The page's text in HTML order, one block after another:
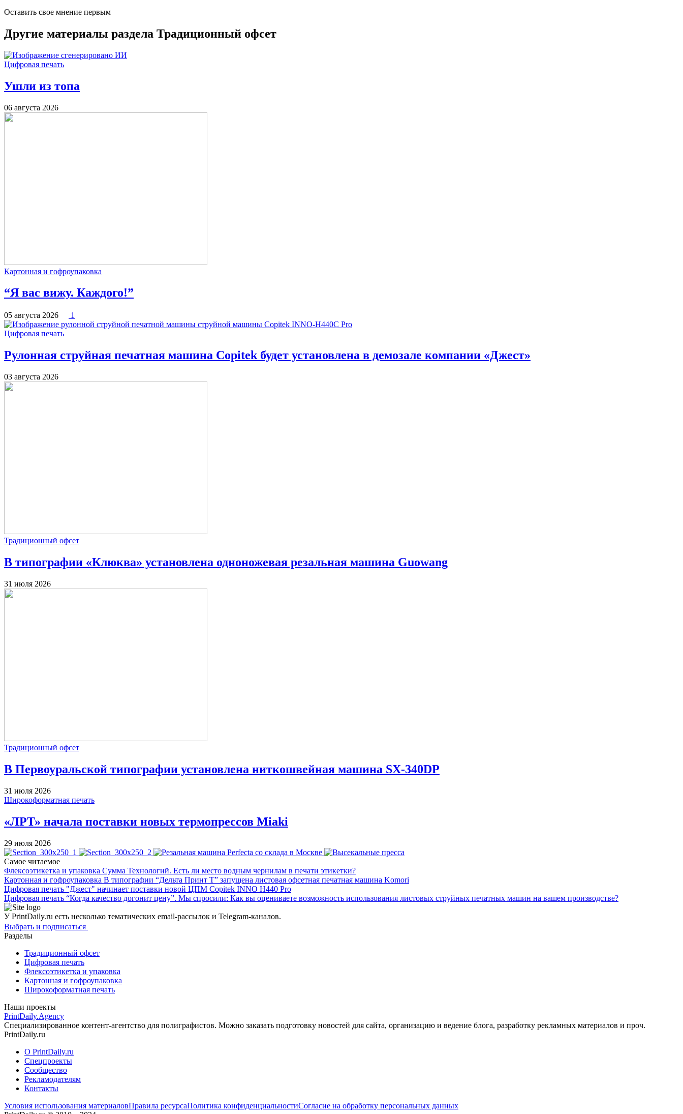
Оставить свое мнение первым
Другие материалы раздела Традиционный офсет
Цифровая печать
Ушли из топа
06 августа 2026
Картонная и гофроупаковка
“Я вас вижу. Каждого!”
05 августа 2026 1
Цифровая печать
Рулонная струйная печатная машина Copitek будет установлена в демозале компании «Джест»
03 августа 2026
Традиционный офсет
В типографии «Клюква» установлена одноножевая резальная машина Guowang
31 июля 2026
Традиционный офсет
В Первоуральской типографии установлена ниткошвейная машина SX-340DP
31 июля 2026
Широкоформатная печать
«ЛРТ» начала поставки новых термопрессов Miaki
29 июля 2026
Самое читаемое
Флексоэтикетка и упаковка Сумма Технологий. Есть ли место водным чернилам в печати этикетки?
Картонная и гофроупаковка В типографии “Дельта Принт Т” запущена листовая офсетная печатная машина Komori
Цифровая печать "Джест" начинает поставки новой ЦПМ Copitek INNO H440 Pro
Цифровая печать “Когда качество догонит цену”. Мы спросили: Как вы оцениваете возможность использования листовых струйных печатных машин на вашем производстве?
У PrintDaily.ru есть несколько тематических email-рассылок и Telegram-каналов.
Выбрать и подписаться
Разделы
Традиционный офсет
Цифровая печать
Флексоэтикетка и упаковка
Картонная и гофроупаковка
Широкоформатная печать
Наши проекты
PrintDaily.Agency
Специализированное контент-агентство для полиграфистов. Можно заказать подготовку новостей для сайта, организацию и ведение блога, разработку рекламных материалов и проч.
PrintDaily.ru
О PrintDaily.ru
Спецпроекты
Сообщество
Рекламодателям
Контакты
Условия использования материаловПравила ресурсаПолитика конфиденциальностиСогласие на обработку персональных данных